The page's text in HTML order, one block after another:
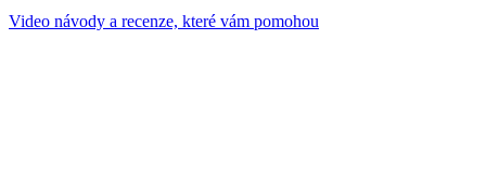
Video návody a recenze, které vám pomohou